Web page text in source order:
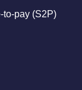
to-pay (S2P)